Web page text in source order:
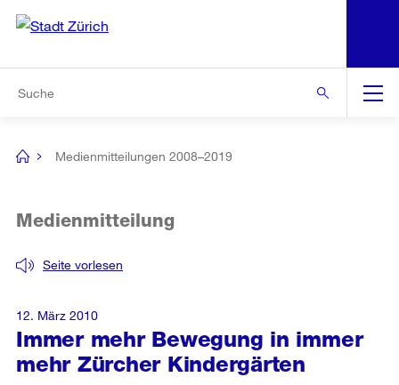
Navigation
[no
Medienmitteilungen 2008–2019
Immer mehr Bewegung in immer
mehr Zürcher Kindergärten
Seite vorlesen
Medienmitteilung
12. März 2010